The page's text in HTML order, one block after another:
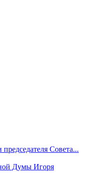
Совета...
Думы Игоря